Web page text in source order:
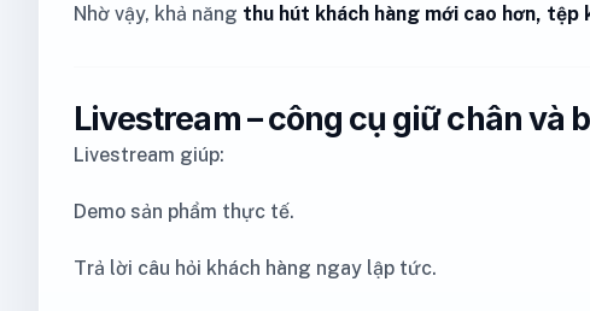
Nhờ vậy, khả năng thu hút khách hàng mới cao hơn, tệp
Livestream – công cụ giữ chân và
Livestream giúp:
Demo sản phẩm thực tế.
Trả lời câu hỏi khách hàng ngay lập tức.